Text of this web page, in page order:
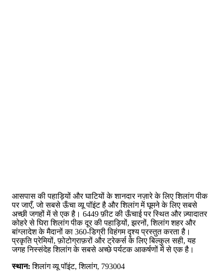
आसपास की पहाड़ियों और घाटियों के शानदार नज़ारे के लिए शिलांग पीक
पर जाएँ, जो सबसे ऊँचा व्यू पॉइंट है और शिलांग में घूमने के लिए सबसे
अच्छी जगहों में से एक है। 6449 फ़ीट की ऊँचाई पर स्थित और ज़्यादातर
कोहरे से घिरा शिलांग पीक दूर की पहाड़ियों, झरनों, शिलांग शहर और
बांग्लादेश के मैदानों का 360-डिग्री विहंगम दृश्य प्रस्तुत करता है।
प्रकृति प्रेमियों, फ़ोटोग्राफ़रों और ट्रेकर्स के लिए बिल्कुल सही, यह
जगह निस्संदेह शिलांग के सबसे अच्छे पर्यटक आकर्षणों में से एक है।
स्थान: शिलांग व्यू पॉइंट, शिलांग, 793004